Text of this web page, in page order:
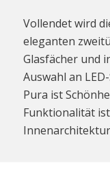
Vollendet wird
eleganten
Glasfächer und
Auswahl an
Pura ist
Funktionalität